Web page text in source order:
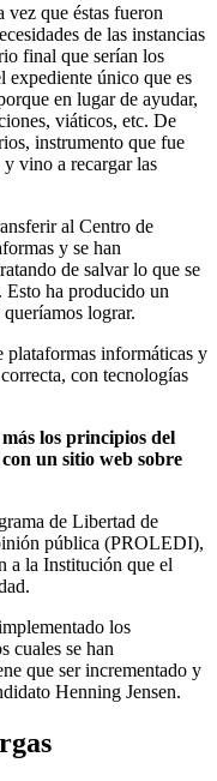
vez que éstas fueron
de las instancias
final que serían los
expediente único que es
en lugar de ayudar,
viáticos, etc. De
instrumento que fue
vino a recargar las
al Centro de
y se han
de salvar lo que se
Esto ha producido un
lograr.
plataformas informáticas y
con tecnologías
los principios del
un sitio web sobre
de Libertad de
pública (PROLEDI),
a la Institución que el
los
cuales se han
que ser incrementado y
Henning Jensen.